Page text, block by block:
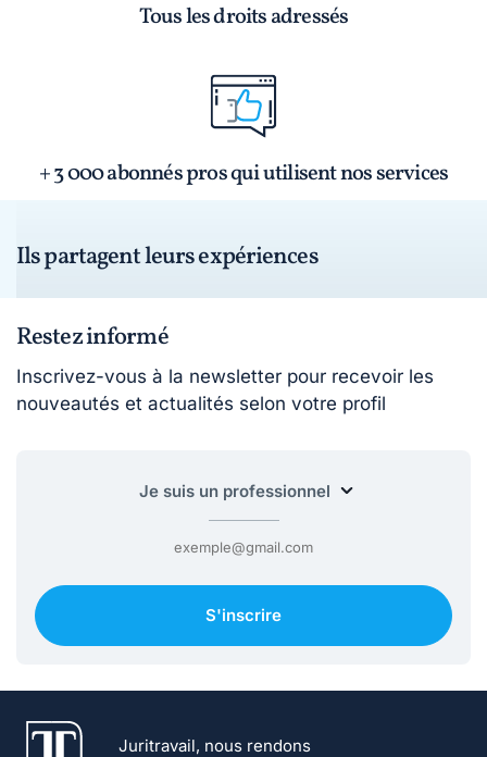
Tous les droits adressés
+ 3 000 abonnés pros qui utilisent nos services
Ils partagent leurs expériences
Restez informé
Inscrivez-vous à la newsletter pour recevoir les
nouveautés et actualités selon votre profil
S'inscrire
Juritravail, nous rendons